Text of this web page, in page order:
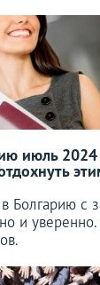
июль 2024
Болгарию с
и